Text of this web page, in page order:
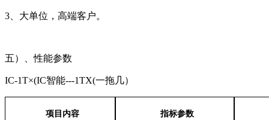
3、大单位，高端客户。
五）、性能参数
IC-1T×(IC智能---1TX(一拖几）
项目内容 指标参数